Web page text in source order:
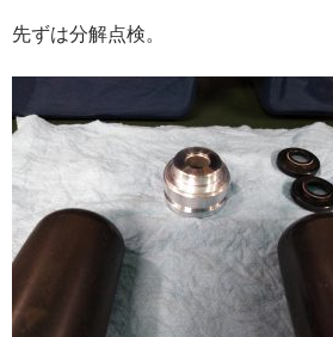
先ずは分解点検。